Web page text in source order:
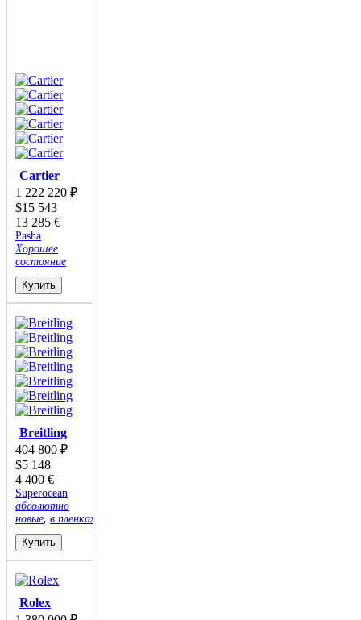
Cartier
1 222 220 ₽
$15 543
13 285 €
Pasha
Хорошее
состояние
Купить
Breitling
404 800 ₽
$5 148
4 400 €
Superocean
абсолютно
новые, в пленках
Купить
Rolex